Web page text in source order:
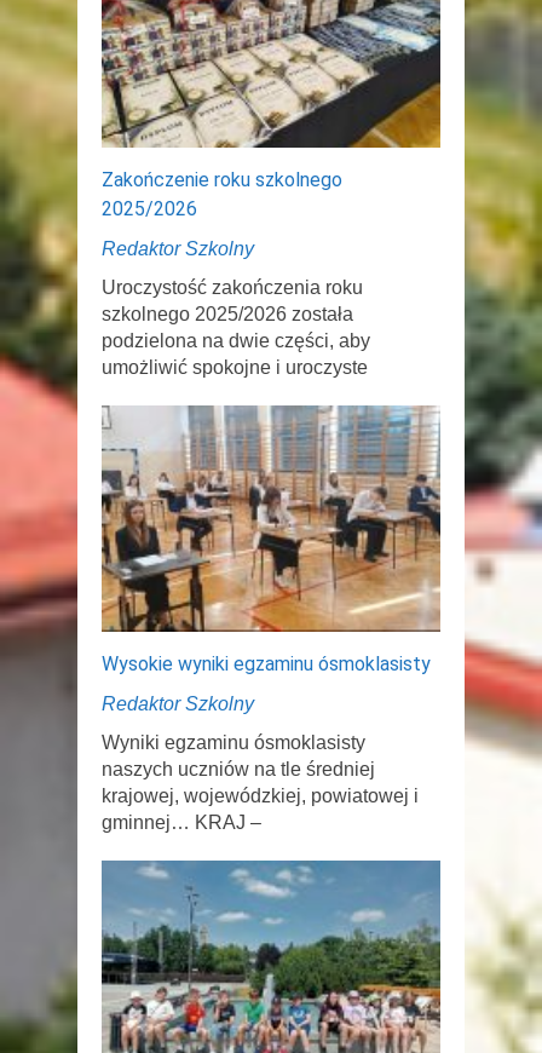
Zakończenie roku szkolnego
2025/2026
Redaktor Szkolny
Uroczystość zakończenia roku
szkolnego 2025/2026 została
podzielona na dwie części, aby
umożliwić spokojne i uroczyste
Wysokie wyniki egzaminu ósmoklasisty
Redaktor Szkolny
Wyniki egzaminu ósmoklasisty
naszych uczniów na tle średniej
krajowej, wojewódzkiej, powiatowej i
gminnej… KRAJ –